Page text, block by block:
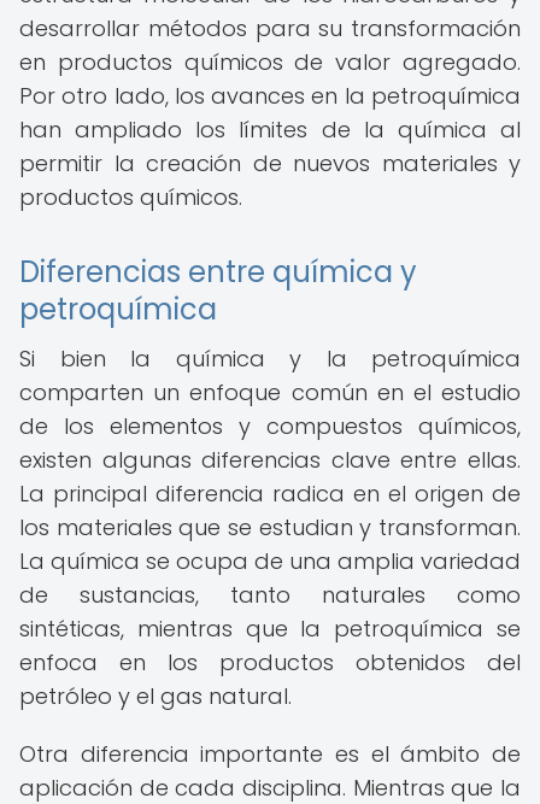
desarrollar métodos para su transformación
en productos químicos de valor agregado.
Por otro lado, los avances en la petroquímica
han ampliado los límites de la química al
permitir la creación de nuevos materiales y
productos químicos.
Diferencias entre química y
petroquímica
Si bien la química y la petroquímica
comparten un enfoque común en el estudio
de los elementos y compuestos químicos,
existen algunas diferencias clave entre ellas.
La principal diferencia radica en el origen de
los materiales que se estudian y transforman.
La química se ocupa de una amplia variedad
de sustancias, tanto naturales como
sintéticas, mientras que la petroquímica se
enfoca en los productos obtenidos del
petróleo y el gas natural.
Otra diferencia importante es el ámbito de
aplicación de cada disciplina. Mientras que la